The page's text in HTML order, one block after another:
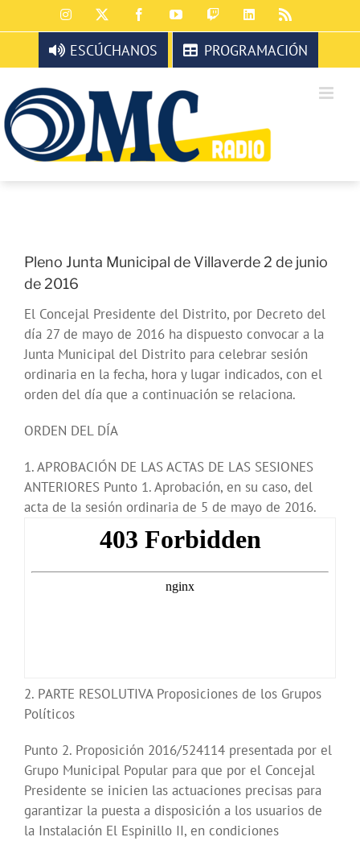
al
contenido
Instagram FacebookYouTubeTwitchLinkedIn
ESCÚCHANOS PROGRAMACIÓN
Pleno Junta Municipal de Villaverde 2 de junio
de 2016
El Concejal Presidente del Distrito, por Decreto del
día 27 de mayo de 2016 ha dispuesto convocar a la
Junta Municipal del Distrito para celebrar sesión
ordinaria en la fecha, hora y lugar indicados, con el
orden del día que a continuación se relaciona.
ORDEN DEL DÍA
1. APROBACIÓN DE LAS ACTAS DE LAS SESIONES
ANTERIORES Punto 1. Aprobación, en su caso, del
acta de la sesión ordinaria de 5 de mayo de 2016.
2. PARTE RESOLUTIVA Proposiciones de los Grupos
Políticos
Punto 2. Proposición 2016/524114 presentada por el
Grupo Municipal Popular para que por el Concejal
Presidente se inicien las actuaciones precisas para
garantizar la puesta a disposición a los usuarios de
la Instalación El Espinillo II, en condiciones